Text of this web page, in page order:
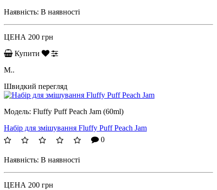
Наявність: В наявності
ЦЕНА 200 грн
Купити
M..
Швидкий перегляд
Модель: Fluffy Puff Peach Jam (60ml)
Набір для змішування Fluffy Puff Peach Jam
0
Наявність: В наявності
ЦЕНА 200 грн